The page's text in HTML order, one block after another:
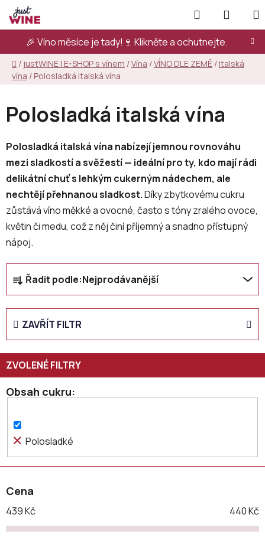
Přejít
na
obsah
🎉 Víno měsíce je tady!🍷 Klikněte a ochutnejte.
Hledat
KOŠÍK
Domů
/ justWINE | E-SHOP s vínem /Vína /VÍNO DLE ZEMĚ / Italská
vína / Polosladká italská vína
Polosladká italská vína
Polosladká italská vína nabízejí jemnou rovnováhu
mezi sladkostí a svěžestí — ideální pro ty, kdo mají rádi
delikátní chuť s lehkým cukerným nádechem, ale
nechtějí přehnanou sladkost.Díky zbytkovému cukru
zůstává víno měkké a ovocné, často s tóny zralého ovoce,
květin či medu, což z něj činí příjemný a snadno přístupný
nápoj.
Ř
a
z
n
p
r
o
u
t
ů
Řadit podle:Nejprodávanější
ZAVŘÍT FILTR
Obsah cukru
Polosladké
Cena
439Kč 440Kč